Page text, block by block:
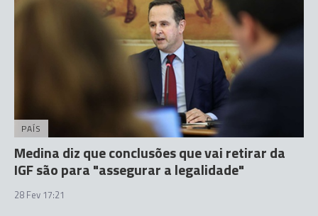
PAÍS
Medina diz que conclusões que vai retirar da
IGF são para "assegurar a legalidade"
28 Fev 17:21